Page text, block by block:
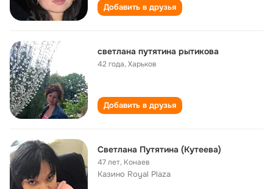
Добавить в друзья
светлана путятина рытикова
42 года,Харьков
Добавить в друзья
Светлана Путятина (Кутеева)
47 лет, Конаев
Казино Royal Plaza